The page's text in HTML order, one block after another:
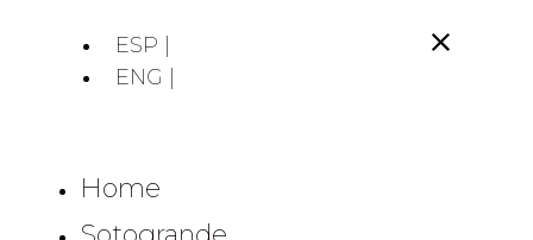
ESP |
ENG |
Home